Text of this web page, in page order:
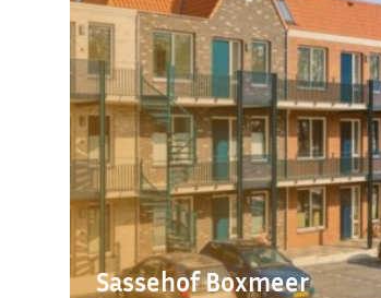
Sassehof Boxmeer